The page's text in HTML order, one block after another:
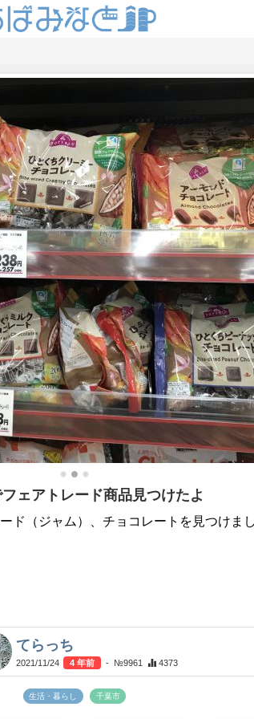
ェアトレード商品見つけたよ
ド（ジャム）、チョコレートを見つけま
てらっち
2021/11/24 4 年前 - №9961 4373
生活・暮らし 千葉市